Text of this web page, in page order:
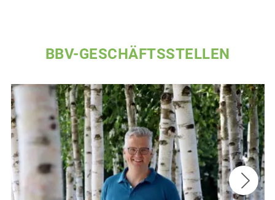
BBV-GESCHÄFTSSTELLEN